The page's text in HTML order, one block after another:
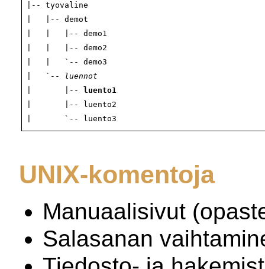
|-- tyovaline
|   |-- demot
|   |   |-- demo1
|   |   |-- demo2
|   |   `-- demo3
|   `--
luennot
|       |--
luento1
|       |-- luento2
UNIX-komentoja
Manuaalisivut
Salasanan